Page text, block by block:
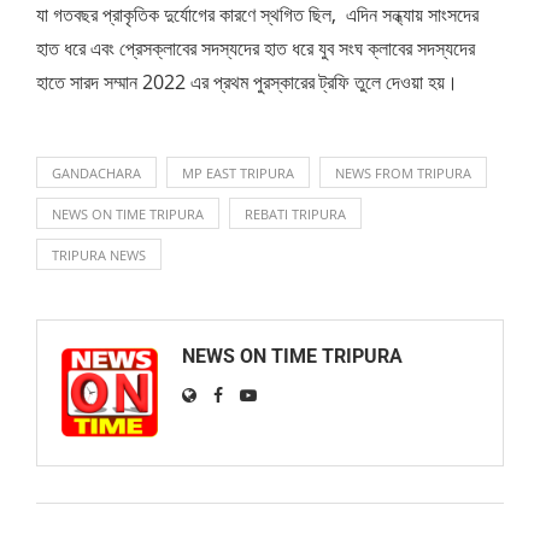
যা গতবছর প্রাকৃতিক দুর্যোগের কারণে স্থগিত ছিল, এদিন সন্ধ্যায় সাংসদের
হাত ধরে এবং প্রেসক্লাবের সদস্যদের হাত ধরে যুব সংঘ ক্লাবের সদস্যদের
হাতে সারদ সম্মান 2022 এর প্রথম পুরস্কারের ট্রফি তুলে দেওয়া হয়।
GANDACHARA MP EAST TRIPURA NEWS FROM TRIPURA
NEWS ON TIME TRIPURA REBATI TRIPURA
TRIPURA NEWS
NEWS ON TIME TRIPURA